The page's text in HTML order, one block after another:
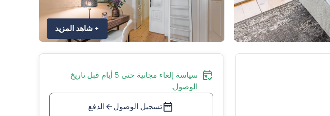
+ شاهد المزيد
سياسة إلغاء مجانية حتى 5 أيام قبل تاريخ
الوصول.
تسجيل الوصول الدفع